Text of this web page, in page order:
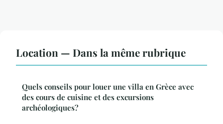
Location — Dans la même rubrique
Quels conseils pour louer une villa en Grèce avec
des cours de cuisine et des excursions
archéologiques?